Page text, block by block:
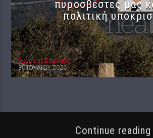
πυροσβέστες μας
πολιτική
Γιώργος Σαχίνης
30 ΙΟΥΛΊΟΥ 2026
Continue reading